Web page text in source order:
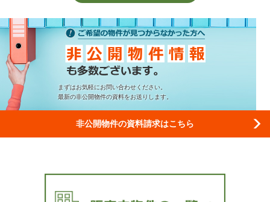
まずはお気軽にお問い合わせください。
最新の非公開物件の資料をお送りします。
非公開物件の資料請求はこちら